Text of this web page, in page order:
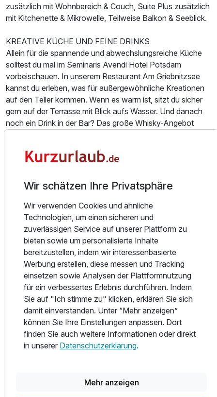
Ausstattung
Suite/n
2 Erwachsene und 2 Kinder
zusätzlich mit Wohnbereich & Couch, Suite Plus zusätzlich
mit Kitchenette & Mikrowelle, Teilweise Balkon & Seeblick.
KREATIVE KÜCHE UND FEINE DRINKS
Allein für die spannende und abwechslungsreiche Küche
solltest du mal im Seminaris Avendi Hotel Potsdam
vorbeischauen. In unserem Restaurant Am Griebnitzsee
kannst du erleben, was für außergewöhnliche Kreationen
auf den Teller kommen. Wenn es warm ist, sitzt du sicher
gern auf der Terrasse mit Blick aufs Wasser. Und danach
noch ein Drink in der Bar? Das große Whisky-Angebot
„Prost!“ auf Schottisch, aber du kannst auch „Cheers!“
RESTAURANT
Was sich zu Recht in der Küche bewährt hat, nennt man
Klassiker. Und die darf man dann auch immer wieder neu
erfinden. Im Restaurant Am Griebnitzsee kommen
kulinarische Klassiker moderner, leichter und frischer auf
den Teller. Hier erlebt ihr die Gerichte gemeinsam, könnt am
Tisch Köstlichkeiten und Gedanken teilen. Perfekt dazu:
die Weine aus der umfangreichen Karte des Hauses.
MOVIE BAR
Nicht weniger als eine von Deutschlands Top-50-Whisky-
Bars* findest du im Seminaris Avendi Hotel Potsdam. Rund
150 verschiedene Abfüllungen stehen im Regal – darunter
mehrere Raritäten. Wir sind gerne Spezialisten, wenn es um
*lt. Whisky-Guide Deutschland (Der Whiskybotschafter)
Wir schätzen Ihre Privatsphäre
Wir verwenden Cookies und ähnliche
Technologien, um einen sicheren und
zuverlässigen Service auf unserer Plattform zu
bieten sowie um personalisierte Inhalte
bereitzustellen, indem wir interessenbasierte
Werbung erstellen, diese messen und Tracking
einsetzen sowie Analysen der Plattformnutzung
für ein verbessertes Erlebnis durchführen. Indem
Sie auf "Ich stimme zu" klicken, erklären Sie sich
damit einverstanden. Unter “Mehr anzeigen”
können Sie Ihre Einstellungen anpassen. Dort
finden Sie auch weitere Informationen oder direkt
in unserer Datenschutzerklärung.
Mehr anzeigen